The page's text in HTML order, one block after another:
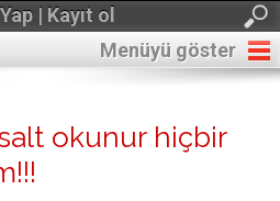
| Kayıt ol
Menüyü göster
okunur hiçbir